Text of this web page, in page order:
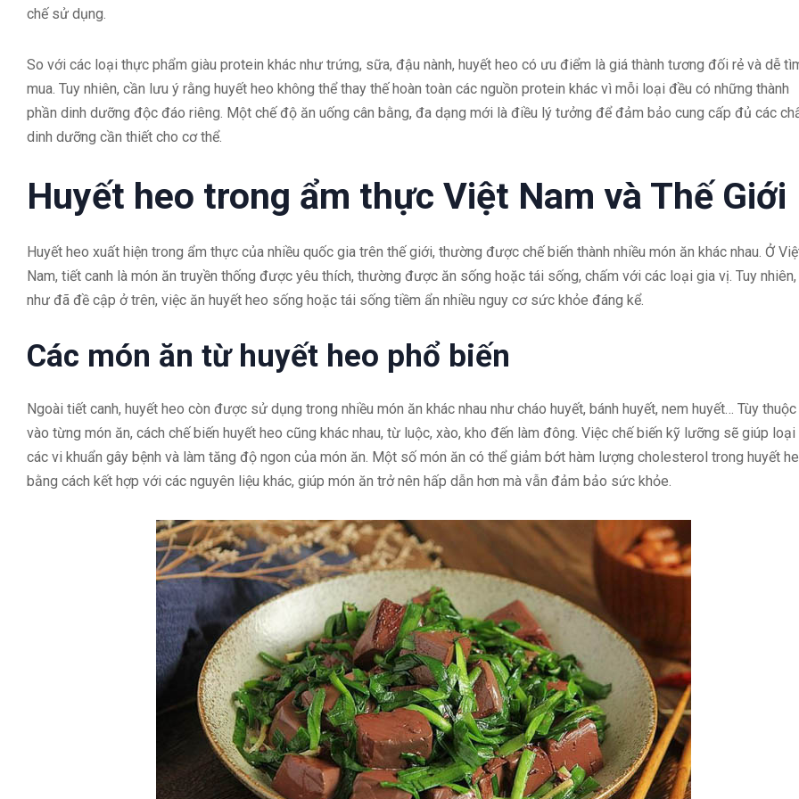
chế sử dụng.
So với các loại thực phẩm giàu protein khác như trứng, sữa, đậu nành, huyết heo có ưu điểm là giá thành tương đối rẻ và dễ
mua. Tuy nhiên, cần lưu ý rằng huyết heo không thể thay thế hoàn toàn các nguồn protein khác vì mỗi loại đều có những thành
phần dinh dưỡng độc đáo riêng. Một chế độ ăn uống cân bằng, đa dạng mới là điều lý tưởng để đảm bảo cung cấp đủ các
dinh dưỡng cần thiết cho cơ thể.
Huyết heo trong ẩm thực Việt Nam và Thế Giới
Huyết heo xuất hiện trong ẩm thực của nhiều quốc gia trên thế giới, thường được chế biến thành nhiều món ăn khác nhau. Ở
Nam, tiết canh là món ăn truyền thống được yêu thích, thường được ăn sống hoặc tái sống, chấm với các loại gia vị. Tuy nhiên,
như đã đề cập ở trên, việc ăn huyết heo sống hoặc tái sống tiềm ẩn nhiều nguy cơ sức khỏe đáng kể.
Các món ăn từ huyết heo phổ biến
Ngoài tiết canh, huyết heo còn được sử dụng trong nhiều món ăn khác nhau như cháo huyết, bánh huyết, nem huyết… Tùy thuộc
vào từng món ăn, cách chế biến huyết heo cũng khác nhau, từ luộc, xào, kho đến làm đông. Việc chế biến kỹ lưỡng sẽ giúp
các vi khuẩn gây bệnh và làm tăng độ ngon của món ăn. Một số món ăn có thể giảm bớt hàm lượng cholesterol trong huyết
bằng cách kết hợp với các nguyên liệu khác, giúp món ăn trở nên hấp dẫn hơn mà vẫn đảm bảo sức khỏe.